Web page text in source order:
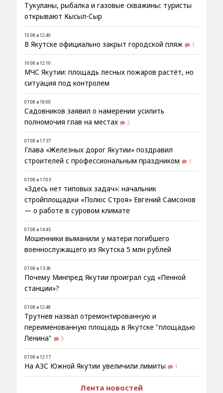
Тукуланы, рыбалка и газовые скважины: туристы
открывают Кысыл-Сыр
10.08 в 12:40
В Якутске официально закрыт городской пляж 1
10.08 в 12:10
МЧС Якутии: площадь лесных пожаров растёт, но
ситуация под контролем
07.08 в 18:00
Садовников заявил о намерении усилить
полномочия глав на местах
2
07.08 в 17:37
Глава «Железных дорог Якутии» поздравил
строителей с профессиональным праздником
1
07.08 в 17:03
«Здесь нет типовых задач»: начальник
стройплощадки «Полюс Строя» Евгений Самсонов
— о работе в суровом климате
07.08 в 14:45
Мошенники выманили у матери погибшего
военнослужащего из Якутска 5 млн рублей
07.08 в 13:30
Почему Минпред Якутии проиграл суд «Пенной
станции»?
07.08 в 12:48
Трутнев назвал отремонтированную и
переименованную площадь в Якутске "площадью
Ленина"
3
07.08 в 12:17
На АЗС Южной Якутии увеличили лимиты 1
Лента новостей